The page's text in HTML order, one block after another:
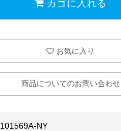
カゴに入れる
お気に入り
商品についてのお問い合わせ
101569A-NY